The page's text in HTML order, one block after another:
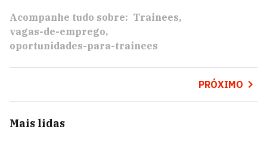
Acompanhe tudo sobre: Trainees
vagas-de-emprego
oportunidades-para-trainees
PRÓXIMO
Mais lidas